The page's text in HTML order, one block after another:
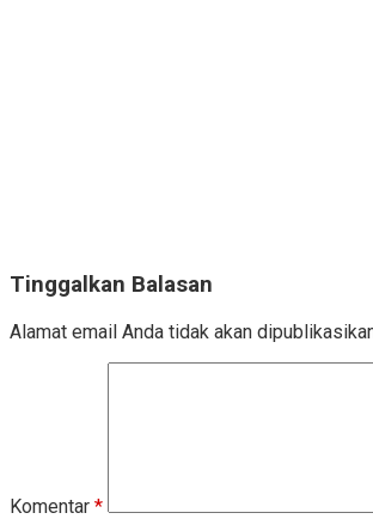
Tinggalkan Balasan
Alamat email Anda tidak akan
Komentar *